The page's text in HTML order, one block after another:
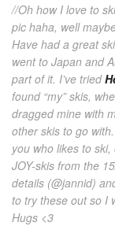
//Oh how I love to
pic haha, well
Have had a great
went to Japan and
part of it. I’ve tried
found “my” skis,
dragged mine with
other skis to go
you who likes to
JOY-skis from the
details (@jannid)
to try these out so I
Hugs <3